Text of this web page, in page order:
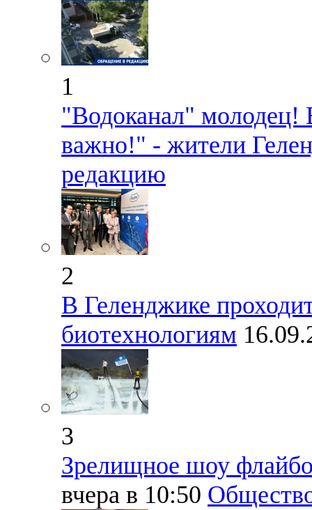
1
"Водоканал" молодец!
важно!" - жители
редакцию
2
В Геленджике
биотехнологиям
3
Зрелищное шоу
вчера в 10:50